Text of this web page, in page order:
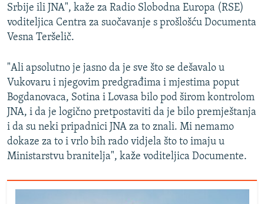
Srbije ili JNA", kaže za Radio Slobodna Europa (RSE)
voditeljica Centra za suočavanje s prošlošću Documenta
Vesna Teršelič.
"Ali apsolutno je jasno da je sve što se dešavalo u
Vukovaru i njegovim predgrađima i mjestima poput
Bogdanovaca, Sotina i Lovasa bilo pod širom kontrolom
JNA, i da je logično pretpostaviti da je bilo premještanja
i da su neki pripadnici JNA za to znali. Mi nemamo
dokaze za to i vrlo bih rado vidjela što to imaju u
Ministarstvu branitelja", kaže voditeljica Documente.